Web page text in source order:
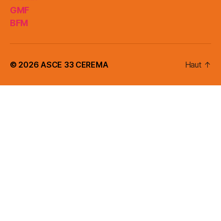
GMF
BFM
© 2026ASCE 33 CEREMA Haut ↑